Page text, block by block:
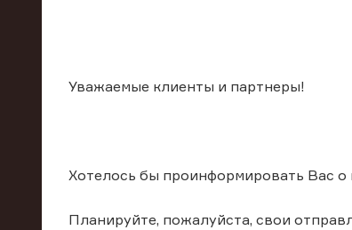
Уважаемые клиенты и партнеры!
Хотелось бы проинформировать Вас
Планируйте, пожалуйста, свои